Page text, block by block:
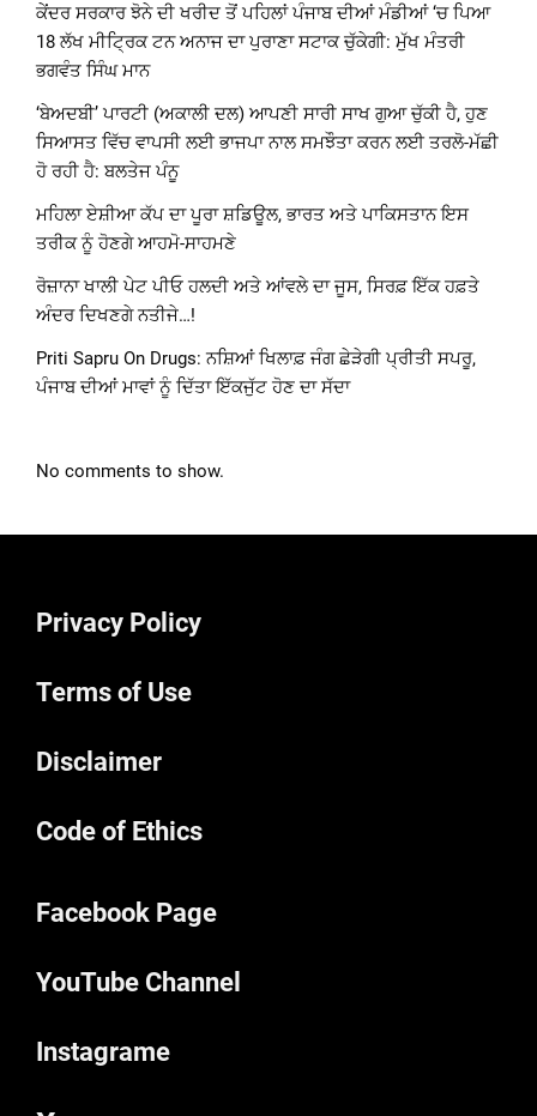
ਕੇਂਦਰ ਸਰਕਾਰ ਝੋਨੇ ਦੀ ਖਰੀਦ ਤੋਂ ਪਹਿਲਾਂ ਪੰਜਾਬ ਦੀਆਂ ਮੰਡੀਆਂ ‘ਚ ਪਿਆ
18 ਲੱਖ ਮੀਟ੍ਰਿਕ ਟਨ ਅਨਾਜ ਦਾ ਪੁਰਾਣਾ ਸਟਾਕ ਚੁੱਕੇਗੀ: ਮੁੱਖ ਮੰਤਰੀ
ਭਗਵੰਤ ਸਿੰਘ ਮਾਨ
‘ਬੇਅਦਬੀ’ ਪਾਰਟੀ (ਅਕਾਲੀ ਦਲ) ਆਪਣੀ ਸਾਰੀ ਸਾਖ ਗੁਆ ਚੁੱਕੀ ਹੈ, ਹੁਣ
ਸਿਆਸਤ ਵਿੱਚ ਵਾਪਸੀ ਲਈ ਭਾਜਪਾ ਨਾਲ ਸਮਝੌਤਾ ਕਰਨ ਲਈ ਤਰਲੋ-ਮੱਛੀ
ਹੋ ਰਹੀ ਹੈ: ਬਲਤੇਜ ਪੰਨੂ
ਮਹਿਲਾ ਏਸ਼ੀਆ ਕੱਪ ਦਾ ਪੂਰਾ ਸ਼ਡਿਊਲ, ਭਾਰਤ ਅਤੇ ਪਾਕਿਸਤਾਨ ਇਸ
ਤਰੀਕ ਨੂੰ ਹੋਣਗੇ ਆਹਮੋ-ਸਾਹਮਣੇ
ਰੋਜ਼ਾਨਾ ਖਾਲੀ ਪੇਟ ਪੀਓ ਹਲਦੀ ਅਤੇ ਆਂਵਲੇ ਦਾ ਜੂਸ, ਸਿਰਫ਼ ਇੱਕ ਹਫ਼ਤੇ
ਅੰਦਰ ਦਿਖਣਗੇ ਨਤੀਜੇ…!
Priti Sapru On Drugs: ਨਸ਼ਿਆਂ ਖਿਲਾਫ਼ ਜੰਗ ਛੇੜੇਗੀ ਪ੍ਰੀਤੀ ਸਪਰੂ,
ਪੰਜਾਬ ਦੀਆਂ ਮਾਵਾਂ ਨੂੰ ਦਿੱਤਾ ਇੱਕਜੁੱਟ ਹੋਣ ਦਾ ਸੱਦਾ
No comments to show.
Privacy Policy
Terms of Use
Disclaimer
Code of Ethics
Facebook Page
YouTube Channel
Instagrame